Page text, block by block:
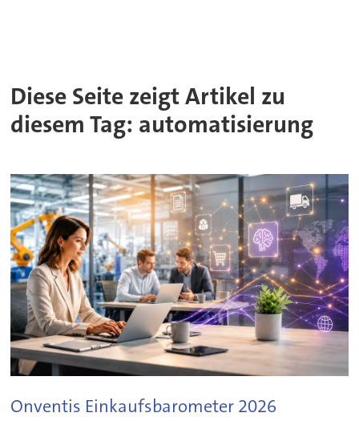
Diese Seite zeigt Artikel zu
diesem Tag: automatisierung
Onventis Einkaufsbarometer 2026